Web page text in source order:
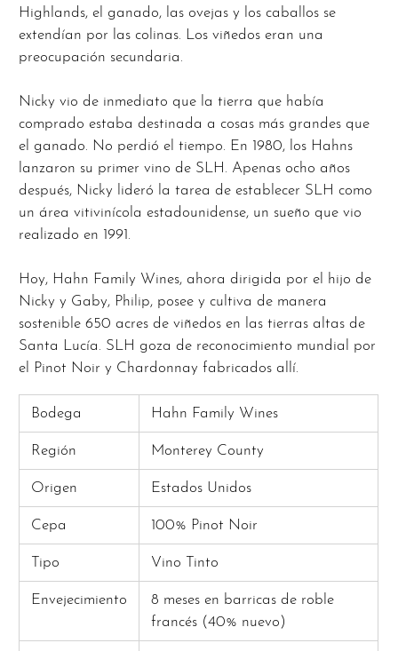
Highlands, el ganado, las ovejas y los caballos se
extendían por las colinas. Los viñedos eran una
preocupación secundaria.
Nicky vio de inmediato que la tierra que había
comprado estaba destinada a cosas más grandes que
el ganado. No perdió el tiempo. En 1980, los Hahns
lanzaron su primer vino de SLH. Apenas ocho años
después, Nicky lideró la tarea de establecer SLH como
un área vitivinícola estadounidense, un sueño que vio
realizado en 1991.
Hoy, Hahn Family Wines, ahora dirigida por el hijo de
Nicky y Gaby, Philip, posee y cultiva de manera
sostenible 650 acres de viñedos en las tierras altas de
Santa Lucía. SLH goza de reconocimiento mundial por
el Pinot Noir y Chardonnay fabricados allí.
Bodega Hahn Family Wines
Región Monterey County
Origen Estados Unidos
Cepa 100% Pinot Noir
Tipo Vino Tinto
Envejecimiento
8 meses en barricas de roble
francés (40% nuevo)